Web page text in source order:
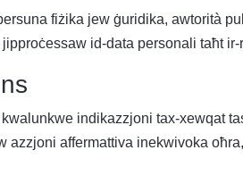
fiżika jew ġuridika, awtorità
id-data personali taħt
indikazzjoni tax-xewqat
azzjoni affermattiva inekwivoka